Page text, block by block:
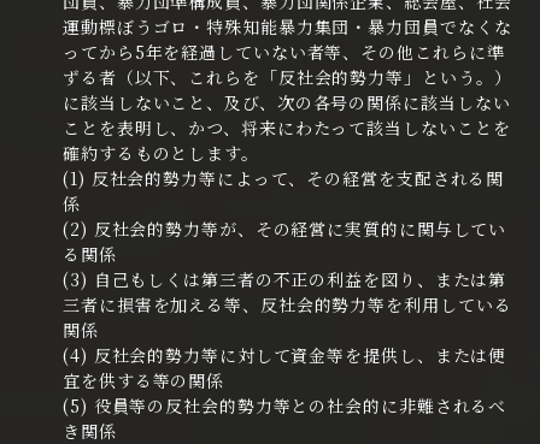
運動標ぼうゴロ・特殊知能暴力集団・暴力団員でなくな
ってから5年を経過していない者等、その他これらに準
ずる者（以下、これらを「反社会的勢力等」という。）
に該当しないこと、及び、次の各号の関係に該当しない
ことを表明し、かつ、将来にわたって該当しないことを
確約するものとします。
(1) 反社会的勢力等によって、その経営を支配される関
係
(2) 反社会的勢力等が、その経営に実質的に関与してい
る関係
(3) 自己もしくは第三者の不正の利益を図り、または第
三者に損害を加える等、反社会的勢力等を利用している
関係
(4) 反社会的勢力等に対して資金等を提供し、または便
宜を供する等の関係
(5) 役員等の反社会的勢力等との社会的に非難されるべ
き関係